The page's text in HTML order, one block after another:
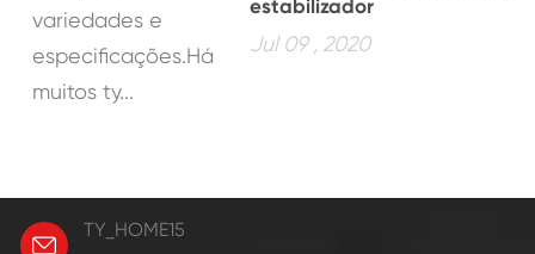
variedades e
especificações.Há
muitos ty...
estabilizador
Jul 09 , 2020
TY_HOME15